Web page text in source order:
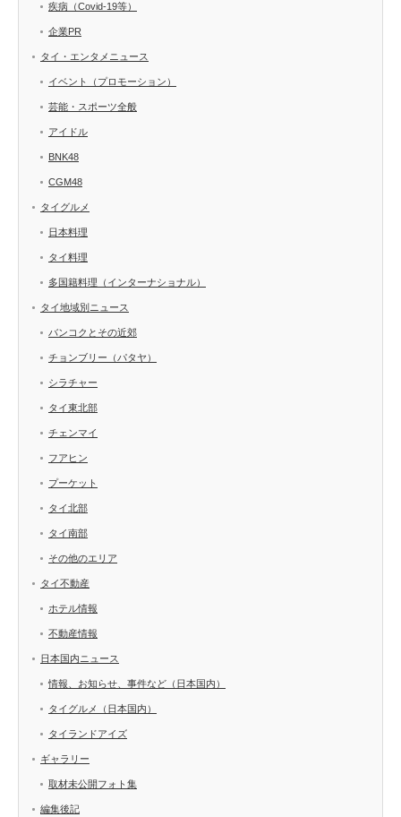
疾病（Covid-19等）
企業PR
タイ・エンタメニュース
イベント（プロモーション）
芸能・スポーツ全般
アイドル
BNK48
CGM48
タイグルメ
日本料理
タイ料理
多国籍料理（インターナショナル）
タイ地域別ニュース
バンコクとその近郊
チョンブリー（パタヤ）
シラチャー
タイ東北部
チェンマイ
フアヒン
プーケット
タイ北部
タイ南部
その他のエリア
タイ不動産
ホテル情報
不動産情報
日本国内ニュース
情報、お知らせ、事件など（日本国内）
タイグルメ（日本国内）
タイランドアイズ
ギャラリー
取材未公開フォト集
編集後記